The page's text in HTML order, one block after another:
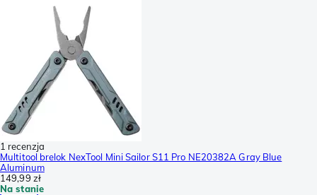
1 recenzja
Multitool brelok NexTool Mini Sailor S11 Pro NE20382A Gray Blue
Aluminum
149,99 zł
Na stanie